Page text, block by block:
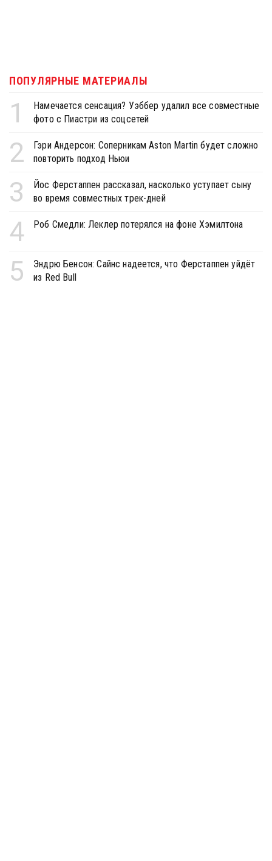
ПОПУЛЯРНЫЕ МАТЕРИАЛЫ
1
Намечается сенсация? Уэббер удалил все совместные
фото с Пиастри из соцсетей
2
Гэри Андерсон: Соперникам Aston Martin будет сложно
повторить подход Ньюи
3
Йос Ферстаппен рассказал, насколько уступает сыну
во время совместных трек-дней
4 Роб Смедли: Леклер потерялся на фоне Хэмилтона
5
Эндрю Бенсон: Сайнс надеется, что Ферстаппен уйдёт
из Red Bull